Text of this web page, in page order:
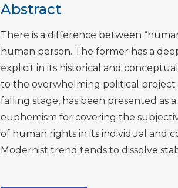
Abstract
There is a difference between
human person. The former has a
explicit in its historical and
to the overwhelming political project
falling stage, has been presented as
euphemism for covering the
of human rights in its individual and
Modernist trend tends to dissolve